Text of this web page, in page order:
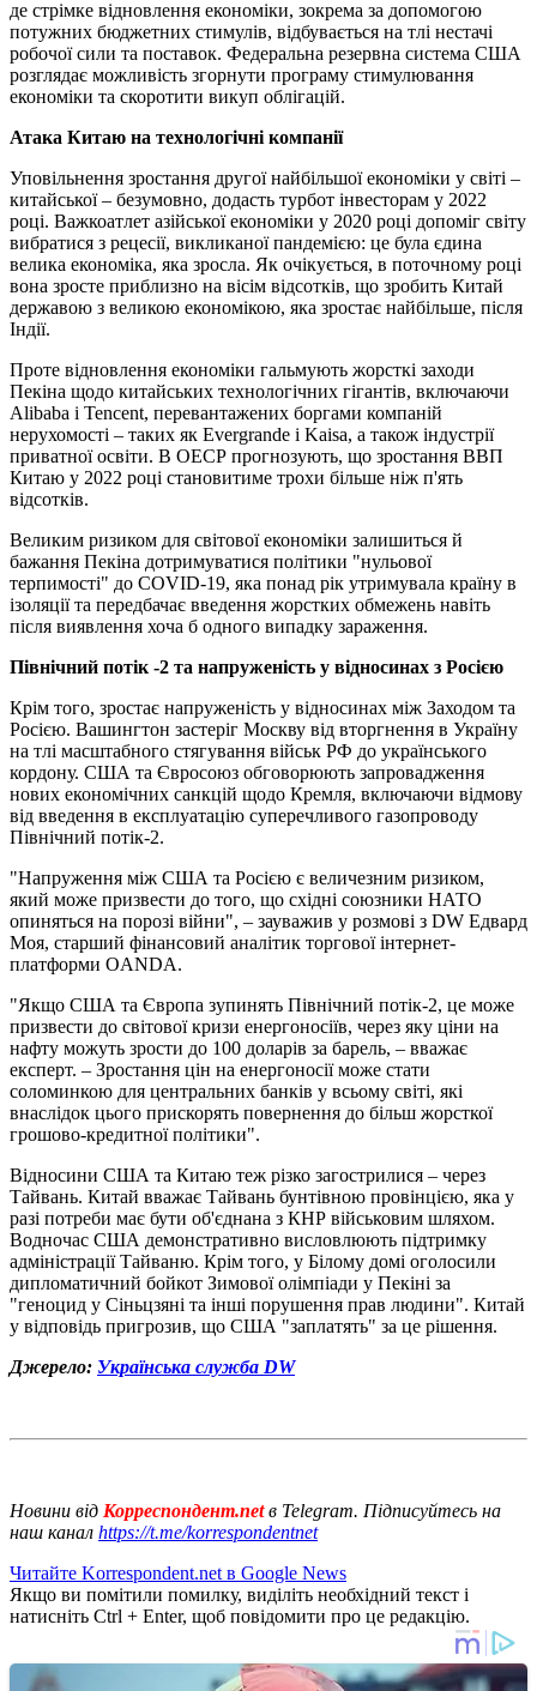
де стрімке відновлення економіки, зокрема за допомогою
потужних бюджетних стимулів, відбувається на тлі нестачі
робочої сили та поставок. Федеральна резервна система США
розглядає можливість згорнути програму стимулювання
економіки та скоротити викуп облігацій.
Атака Китаю на технологічні компанії
Уповільнення зростання другої найбільшої економіки у світі –
китайської – безумовно, додасть турбот інвесторам у 2022
році. Важкоатлет азійської економіки у 2020 році допоміг світу
вибратися з рецесії, викликаної пандемією: це була єдина
велика економіка, яка зросла. Як очікується, в поточному році
вона зросте приблизно на вісім відсотків, що зробить Китай
державою з великою економікою, яка зростає найбільше, після
Індії.
Проте відновлення економіки гальмують жорсткі заходи
Пекіна щодо китайських технологічних гігантів, включаючи
Alibaba і Tencent, перевантажених боргами компаній
нерухомості – таких як Evergrande і Kaisa, а також індустрії
приватної освіти. В ОЕСР прогнозують, що зростання ВВП
Китаю у 2022 році становитиме трохи більше ніж п'ять
відсотків.
Великим ризиком для світової економіки залишиться й
бажання Пекіна дотримуватися політики "нульової
терпимості" до COVID-19, яка понад рік утримувала країну в
ізоляції та передбачає введення жорстких обмежень навіть
після виявлення хоча б одного випадку зараження.
Північний потік -2 та напруженість у відносинах з Росією
Крім того, зростає напруженість у відносинах між Заходом та
Росією. Вашингтон застеріг Москву від вторгнення в Україну
на тлі масштабного стягування військ РФ до українського
кордону. США та Євросоюз обговорюють запровадження
нових економічних санкцій щодо Кремля, включаючи відмову
від введення в експлуатацію суперечливого газопроводу
Північний потік-2.
"Напруження між США та Росією є величезним ризиком,
який може призвести до того, що східні союзники НАТО
опиняться на порозі війни", – зауважив у розмові з DW Едвард
Моя, старший фінансовий аналітик торгової інтернет-
платформи OANDA.
"Якщо США та Європа зупинять Північний потік-2, це може
призвести до світової кризи енергоносіїв, через яку ціни на
нафту можуть зрости до 100 доларів за барель, – вважає
експерт. – Зростання цін на енергоносії може стати
соломинкою для центральних банків у всьому світі, які
внаслідок цього прискорять повернення до більш жорсткої
грошово-кредитної політики".
Відносини США та Китаю теж різко загострилися – через
Тайвань. Китай вважає Тайвань бунтівною провінцією, яка у
разі потреби має бути об'єднана з КНР військовим шляхом.
Водночас США демонстративно висловлюють підтримку
адміністрації Тайваню. Крім того, у Білому домі оголосили
дипломатичний бойкот Зимової олімпіади у Пекіні за
"геноцид у Сіньцзяні та інші порушення прав людини". Китай
у відповідь пригрозив, що США "заплатять" за це рішення.
Джерело: Українська служба DW
Новини від Корреспондент.netв Telegram. Підписуйтесь на
наш канал https://t.me/korrespondentnet
Читайте Korrespondent.net в Google News
Якщо ви помітили помилку, виділіть необхідний текст і
натисніть Ctrl + Enter, щоб повідомити про це редакцію.